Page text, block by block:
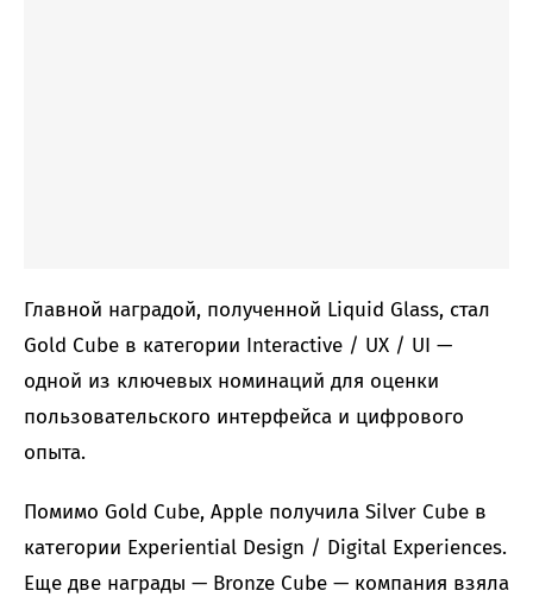
Главной наградой, полученной Liquid Glass, стал
Gold Cube в категории Interactive / UX / UI —
одной из ключевых номинаций для оценки
пользовательского интерфейса и цифрового
опыта.
Помимо Gold Cube, Apple получила Silver Cube в
категории Experiential Design / Digital Experiences.
Еще две награды — Bronze Cube — компания взяла